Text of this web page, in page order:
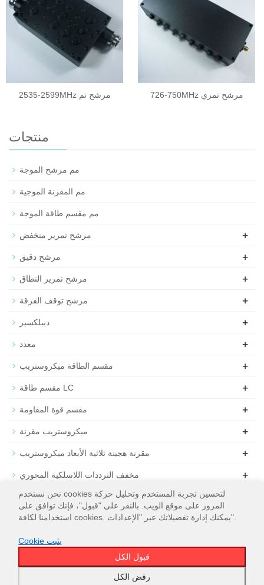
2535-2599MHz مرشح تم 726-750MHz مرشح تمري
منتجات
مم مرشح الموجة
مم المقرنة الموجية
مم مقسم طاقة الموجة
مرشح تمرير منخفض +
مرشح دقيق +
مرشح تمرير النطاق +
مرشح توقف الفرقة +
ديبلكسير +
معدد +
مقسم الطاقة ميكروستريب +
مقسم طاقة LC +
مقسم قوة المقاومة +
ميكروستريب مقرنة +
مقرنة هجينة ثلاثية الأبعاد ميكروستريب +
مخفف الترددات اللاسلكية المحوري +
تحميل التردد اللاسلكي المحوري
WT Microwave INC.
نحن نستخدم cookies لتحسين تجربة المستخدم وتحليل حركة
المرور على موقع الويب. بالنقر على "قبول"، فإنك توافق على
استخدامنا لكافة cookies. يمكنك إدارة تفضيلاتك عبر "الإعدادات".
Cookie يثبت
قبول الكل
رفض الكل